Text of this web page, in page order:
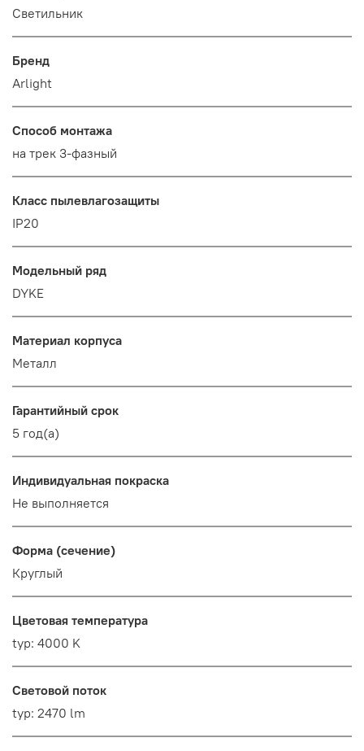
Светильник
Бренд
Arlight
Способ монтажа
на трек 3-фазный
Класс пылевлагозащиты
IP20
Модельный ряд
DYKE
Материал корпуса
Металл
Гарантийный срок
5 год(а)
Индивидуальная покраска
Не выполняется
Форма (сечение)
Круглый
Цветовая температура
typ: 4000 K
Световой поток
typ: 2470 lm